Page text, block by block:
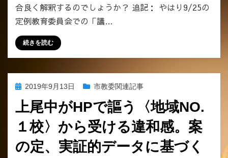
す。
へ
ま
す。
定
育
委
員
会、
「議
案
合良く解釈するのでしょうか？ 追記： やはり9/25の
定例教育委員会での「議…
続きを読む
投
日:
2019年9月13日 市教委関連記事
上尾中がHPで謳う〈地域NO.
１校〉から受ける違和感。案
の定、実証的データに基づく